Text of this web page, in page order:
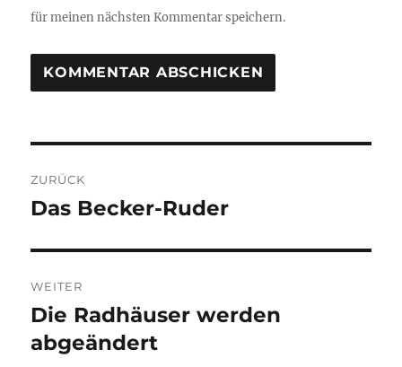
für meinen nächsten Kommentar speichern.
ZURÜCK
Vorheriger
Das Becker-Ruder
WEITER
Nächster
Beitrag:
Die Radhäuser werden
abgeändert